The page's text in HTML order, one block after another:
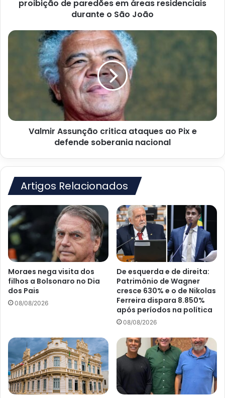
o
proibição de paredões em áreas residenciais
durante o São João
Valmir
soberania
nacionalValmir Assunção critica ataques ao Pix e
defende soberania nacional
Artigos Relacionados
Moraes nega visita dos
filhos a Bolsonaro no Dia
dos Pais
08/08/2026
De esquerda e de direita:
Patrimônio de Wagner
cresce 630% e o de Nikolas
Ferreira dispara 8.850%
após períodos na política
08/08/2026